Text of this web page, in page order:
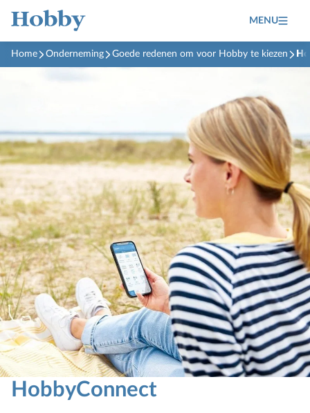
MENU
Home Onderneming Goede redenen om voor Hobby te kiezen
HobbyConnect